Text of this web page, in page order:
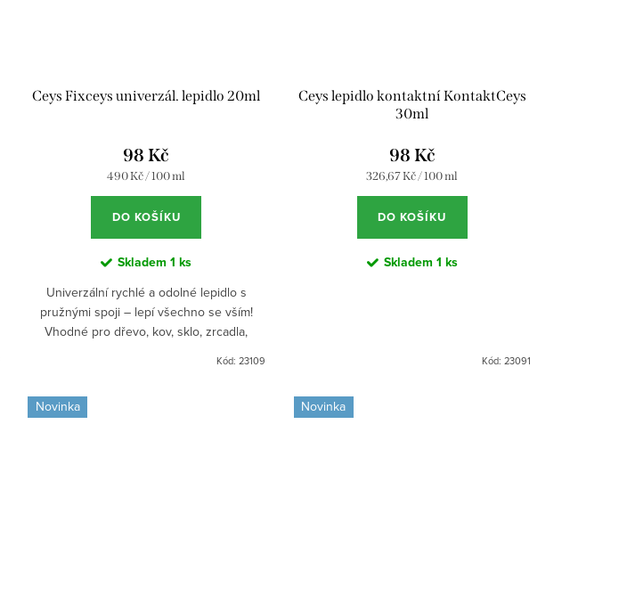
Ceys Fixceys univerzál. lepidlo 20ml
98 Kč
Měrná
490 Kč / 100 ml
DO KOŠÍKU
Skladem1 ks
Univerzální rychlé a odolné lepidlo s
pružnými spoji – lepí všechno se vším!
Vhodné pro dřevo, kov, sklo, zrcadla,
Kód: 23109
Ceys lepidlo kontaktní KontaktCeys
30ml
98 Kč
Měrná
326,67 Kč / 100 ml
DO KOŠÍKU
Skladem 1 ks
Kód: 23091
Novinka Novinka